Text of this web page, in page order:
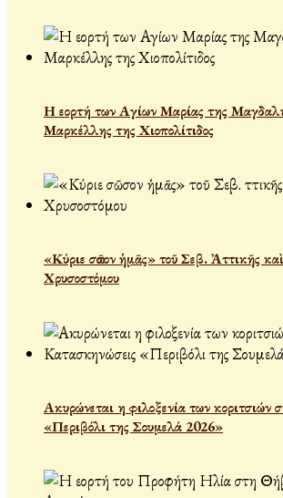
Η εορτή των Αγίων Μαρίας της
Μαρκέλλης της Χιοπολίτιδος
«Κύριε σῶσον ἡμᾶς» τοῦ Σεβ. Ἀττικῆς
Χρυσοστόμου
Ακυρώνεται η φιλοξενία των κοριτσιών
«Περιβόλι της Σουμελά 2026»